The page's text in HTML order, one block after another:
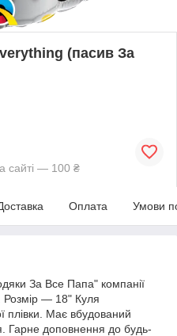
(пасив За
сайті — 100 ₴
Оплата Умови
За Все Папа" компанії
— 18" Куля
плівки. Має вбудований
Гарне доповнення до будь-